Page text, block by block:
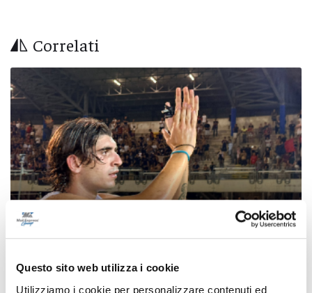
Questo sito web utilizza i cookie
Utilizziamo i cookie per personalizzare contenuti ed
Correlati